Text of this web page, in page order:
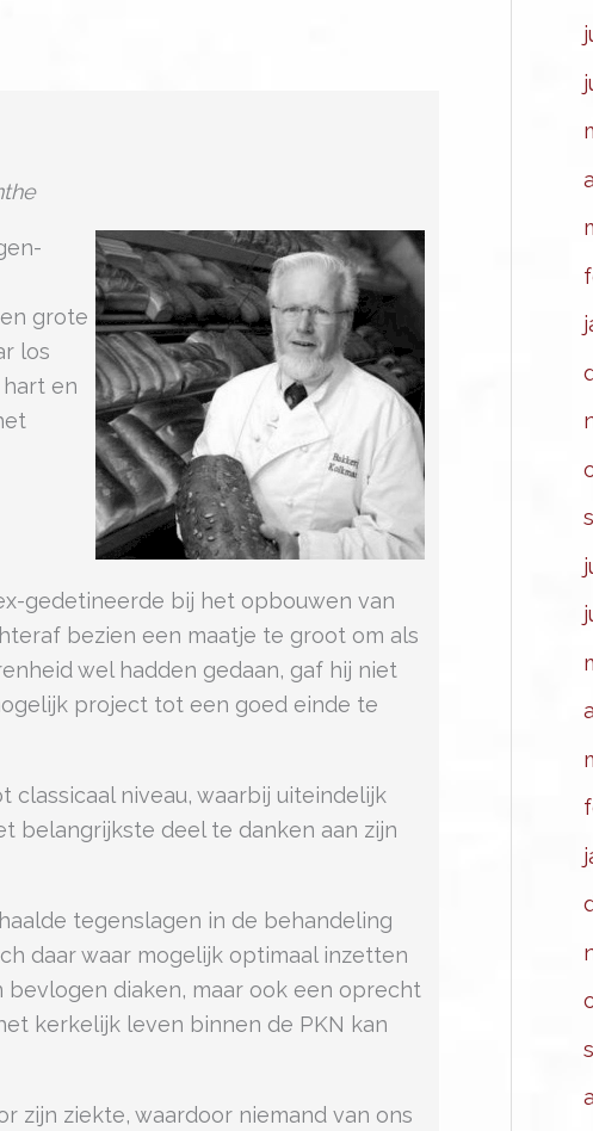
grote
los
en
gedetineerde bij het opbouwen van
bezien een maatje te groot om als
wel hadden gedaan, gaf hij niet
project tot een goed einde te
niveau, waarbij uiteindelijk
belangrijkste deel te danken aan zijn
tegenslagen in de behandeling
daar waar mogelijk optimaal inzetten
diaken, maar ook een oprecht
kerkelijk leven binnen de PKN kan
zijn ziekte, waardoor niemand van ons